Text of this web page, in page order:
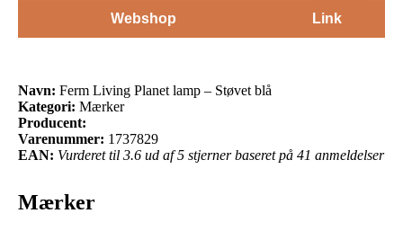
Webshop
Link
Navn: Ferm Living Planet lamp – Støvet blå
Kategori: Mærker
Producent:
Varenummer: 1737829
EAN: Vurderet til 3.6 ud af 5 stjerner baseret på 41 anmeldelser
Mærker